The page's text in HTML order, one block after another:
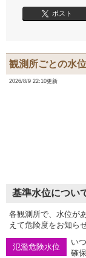
ポスト
観測所ごとの水位
2026/8/9 22:10更新
基準水位につい
各観測所で、水位が
えて危険度をお知ら
氾濫危険水位
い
確